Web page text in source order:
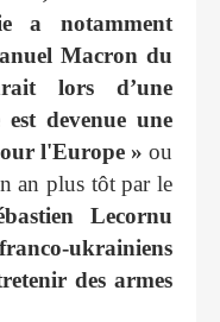
a notamment
Macron du
lors d’une
devenue une
l'Europe » ou
an plus tôt par le
Lecornu
ukrainiens
des armes